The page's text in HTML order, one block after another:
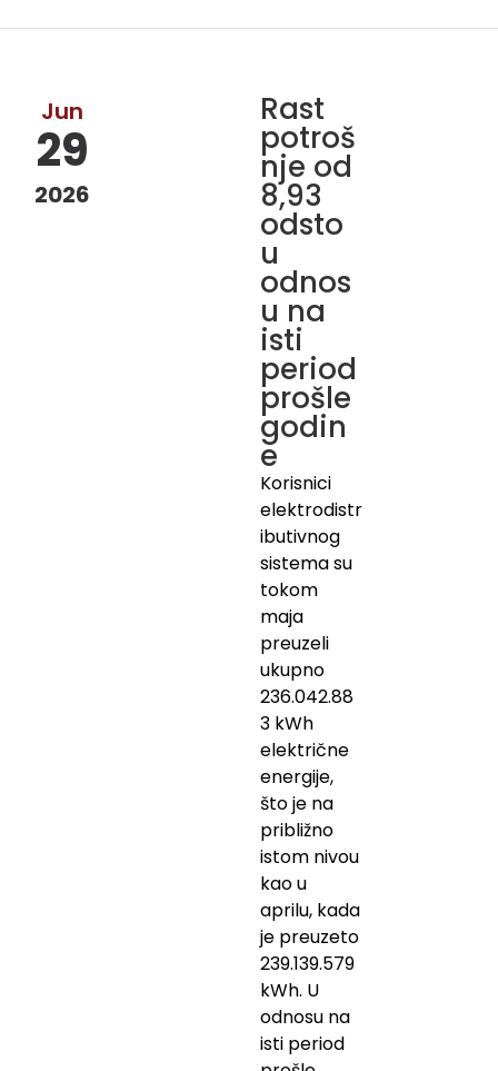
Jun
29
2026
Rast
potroš
nje od
8,93
odsto
u
odnos
u na
isti
period
prošle
godin
e
Korisnici
elektrodistr
ibutivnog
sistema su
tokom
maja
preuzeli
ukupno
236.042.88
3 kWh
električne
energije,
što je na
približno
istom nivou
kao u
aprilu, kada
je preuzeto
239.139.579
kWh. U
odnosu na
isti period